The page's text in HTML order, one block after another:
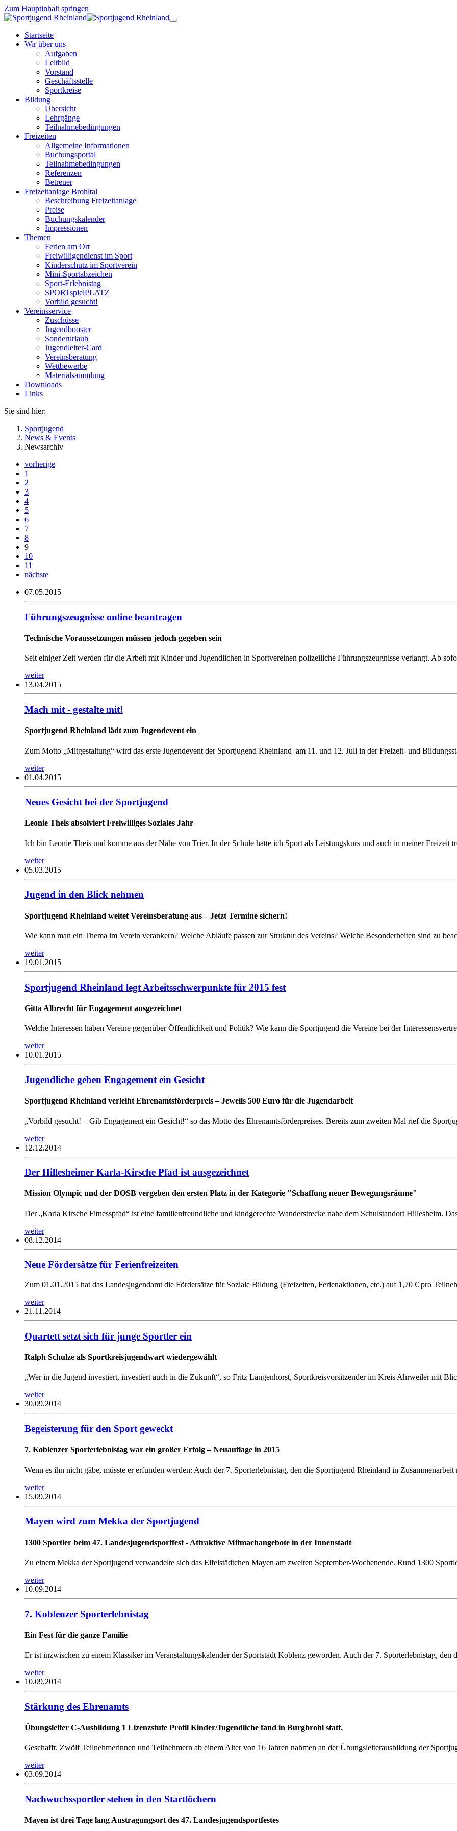
Zum Hauptinhalt springen
Startseite
Wir über uns
Aufgaben
Leitbild
Vorstand
Geschäftsstelle
Sportkreise
Bildung
Übersicht
Lehrgänge
Teilnahmebedingungen
Freizeiten
Allgemeine Informationen
Buchungsportal
Teilnahmebedingungen
Referenzen
Betreuer
Freizeitanlage Brohltal
Beschreibung Freizeitanlage
Preise
Buchungskalender
Impressionen
Themen
Ferien am Ort
Freiwilligendienst im Sport
Kinderschutz im Sportverein
Mini-Sportabzeichen
Sport-Erlebnistag
SPORTspielPLATZ
Vorbild gesucht!
Vereinsservice
Zuschüsse
Jugendbooster
Sonderurlaub
Jugendleiter-Card
Vereinsberatung
Wettbewerbe
Materialsammlung
Downloads
Links
Sie sind hier:
Sportjugend
News & Events
Newsarchiv
vorherige
1
2
3
4
5
6
7
8
9
10
11
nächste
07.05.2015
Führungszeugnisse online beantragen
Technische Voraussetzungen müssen jedoch gegeben sein
Seit einiger Zeit werden für die Arbeit mit Kinder und Jugendlichen in Sportvereinen polizeiliche Führungszeugnisse verlangt. Ab
weiter
13.04.2015
Mach mit - gestalte mit!
Sportjugend Rheinland lädt zum Jugendevent ein
Zum Motto „Mitgestaltung“ wird das erste Jugendevent der Sportjugend Rheinland am 11. und 12. Juli in der Freizeit- und
weiter
01.04.2015
Neues Gesicht bei der Sportjugend
Leonie Theis absolviert Freiwilliges Soziales Jahr
Ich bin Leonie Theis und komme aus der Nähe von Trier. In der Schule hatte ich Sport als Leistungskurs und auch in meiner Freizeit
weiter
05.03.2015
Jugend in den Blick nehmen
Sportjugend Rheinland weitet Vereinsberatung aus – Jetzt Termine sichern!
Wie kann man ein Thema im Verein verankern? Welche Abläufe passen zur Struktur des Vereins? Welche Besonderheiten sind zu
weiter
19.01.2015
Sportjugend Rheinland legt Arbeitsschwerpunkte für 2015 fest
Gitta Albrecht für Engagement ausgezeichnet
Welche Interessen haben Vereine gegenüber Öffentlichkeit und Politik? Wie kann die Sportjugend die Vereine bei der
weiter
10.01.2015
Jugendliche geben Engagement ein Gesicht
Sportjugend Rheinland verleiht Ehrenamtsförderpreis – Jeweils 500 Euro für die Jugendarbeit
„Vorbild gesucht! – Gib Engagement ein Gesicht!“ so das Motto des Ehrenamtsförderpreises. Bereits zum zweiten Mal rief die
weiter
12.12.2014
Der Hillesheimer Karla-Kirsche Pfad ist ausgezeichnet
Mission Olympic und der DOSB vergeben den ersten Platz in der Kategorie "Schaffung neuer Bewegungsräume"
Der „Karla Kirsche Fitnesspfad“ ist eine familienfreundliche und kindgerechte Wanderstrecke nahe dem Schulstandort Hillesheim.
weiter
08.12.2014
Neue Fördersätze für Ferienfreizeiten
Zum 01.01.2015 hat das Landesjugendamt die Fördersätze für Soziale Bildung (Freizeiten, Ferienaktionen, etc.) auf 1,70 € pro
weiter
21.11.2014
Quartett setzt sich für junge Sportler ein
Ralph Schulze als Sportkreisjugendwart wiedergewählt
„Wer in die Jugend investiert, investiert auch in die Zukunft“, so Fritz Langenhorst, Sportkreisvorsitzender im Kreis Ahrweiler mit
weiter
30.09.2014
Begeisterung für den Sport geweckt
7. Koblenzer Sporterlebnistag war ein großer Erfolg – Neuauflage in 2015
Wenn es ihn nicht gäbe, müsste er erfunden werden: Auch der 7. Sporterlebnistag, den die Sportjugend Rheinland in
weiter
15.09.2014
Mayen wird zum Mekka der Sportjugend
1300 Sportler beim 47. Landesjugendsportfest - Attraktive Mitmachangebote in der Innenstadt
Zu einem Mekka der Sportjugend verwandelte sich das Eifelstädtchen Mayen am zweiten September-Wochenende. Rund 1300
weiter
10.09.2014
7. Koblenzer Sporterlebnistag
Ein Fest für die ganze Familie
Er ist inzwischen zu einem Klassiker im Veranstaltungskalender der Sportstadt Koblenz geworden. Auch der 7. Sporterlebnistag,
weiter
10.09.2014
Stärkung des Ehrenamts
Übungsleiter C-Ausbildung 1 Lizenzstufe Profil Kinder/Jugendliche fand in Burgbrohl statt.
Geschafft. Zwölf Teilnehmerinnen und Teilnehmern ab einem Alter von 16 Jahren nahmen an der Übungsleiterausbildung der
weiter
03.09.2014
Nachwuchssportler stehen in den Startlöchern
Mayen ist drei Tage lang Austragungsort des 47. Landesjugendsportfestes